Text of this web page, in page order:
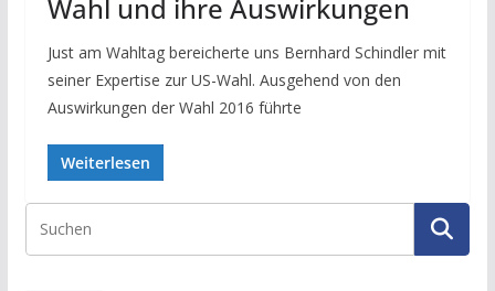
Wahl und ihre Auswirkungen
Just am Wahltag bereicherte uns Bernhard Schindler mit
seiner Expertise zur US-Wahl. Ausgehend von den
Auswirkungen der Wahl 2016 führte
Weiterlesen